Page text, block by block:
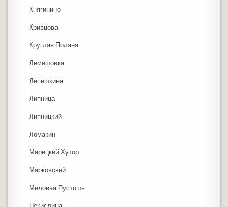
Княгинино
Кривцова
Круглая Поляна
Лемешовка
Лепешкина
Липница
Липницкий
Ломакин
Марицкий Хутор
Марковский
Меловая Пустошь